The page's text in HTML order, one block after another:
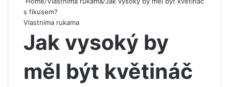
s fíkusem?
Vlastníma rukama
Jak vysoký by
měl být květináč